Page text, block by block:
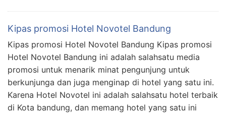
Kipas promosi Hotel Novotel Bandung
Kipas promosi Hotel Novotel Bandung Kipas promosi
Hotel Novotel Bandung ini adalah salahsatu media
promosi untuk menarik minat pengunjung untuk
berkunjunga dan juga menginap di hotel yang satu ini.
Karena Hotel Novotel ini adalah salahsatu hotel terbaik
di Kota bandung, dan memang hotel yang satu ini